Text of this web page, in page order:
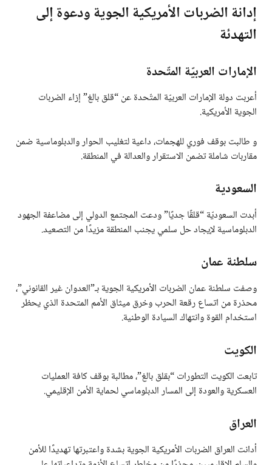
إدانة الضربات الأمريكيةالجويةودعوة إلى
التهدئة
الإمارات العربيّة المتّحدة
أعربت دولة الإمارات العربيّة المتّحدة عن “قلق بالغ” إزاء الضربات
الجوية الأمريكية.
و طالبت بوقف فوري للهجمات، داعية لتغليب الحوار والدبلوماسية ضمن
مقاربات شاملة تضمن الاستقرار والعدالة في المنطقة.
السعودية
أبدت السعوديّة “قلقًا جديًا” ودعت المجتمع الدولي إلى مضاعفة الجهود
الدبلوماسية لإيجاد حل سلمي يجنب المنطقة مزيدًا من التصعيد.
سلطنة عمان
وصفت سلطنة عمان الضربات الأمريكية الجوية بـ”العدوان غير القانوني”،
محذرة من اتساع رقعة الحرب وخرق ميثاق الأمم المتحدة الذي يحظر
استخدام القوة وانتهاك السيادة الوطنية.
الكويت
تابعت الكويت التطورات “بقلق بالغ”، مطالبة بوقف كافة العمليات
العسكرية والعودة إلى المسار الدبلوماسي لحماية الأمن الإقليمي.
العراق
أدانت العراق الضربات الأمريكية الجوية بشدة واعتبرتها تهديدًا للأمن